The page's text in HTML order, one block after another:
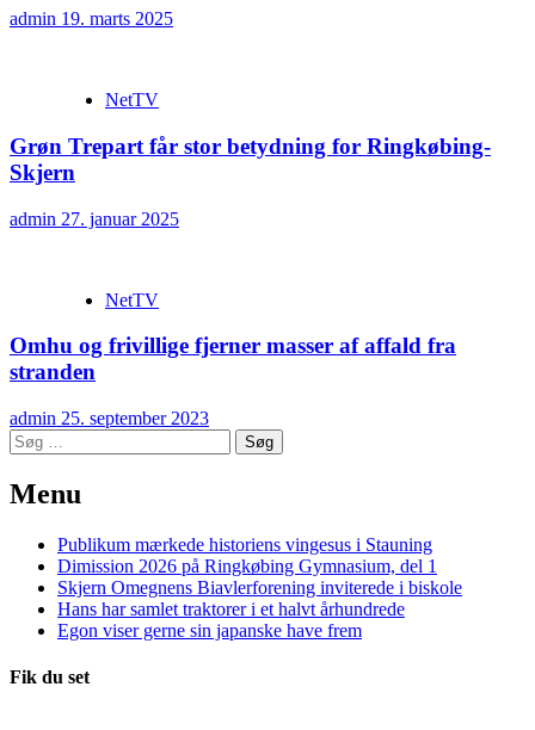
admin 19. marts 2025
NetTV
Grøn Trepart får stor betydning for Ringkøbing-
Skjern
admin 27. januar 2025
NetTV
Omhu og frivillige fjerner masser af affald fra
stranden
admin 25. september 2023
Søg
efter:
Menu
Publikum mærkede historiens vingesus i Stauning
Dimission 2026 på Ringkøbing Gymnasium, del 1
Skjern Omegnens Biavlerforening inviterede i biskole
Hans har samlet traktorer i et halvt århundrede
Egon viser gerne sin japanske have frem
Fik du set